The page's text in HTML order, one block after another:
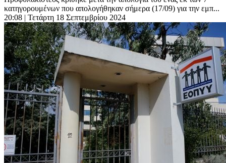
κατηγορουμένων που απολογήθηκαν σήμερα (17/09) για την εμπ...
20:08 | Τετάρτη 18 Σεπτεμβρίου 2024